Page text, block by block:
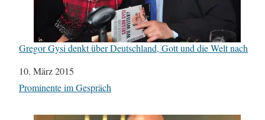
Gregor Gysi denkt über Deutschland, Gott und die Welt nach
Datum
10. März 2015
In Bezug auf
Prominente im Gespräch